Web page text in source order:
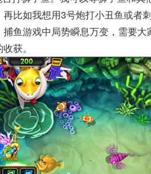
比如我想用3号炮打小丑鱼或者
鱼游戏中局势瞬息万变，需要大
获。